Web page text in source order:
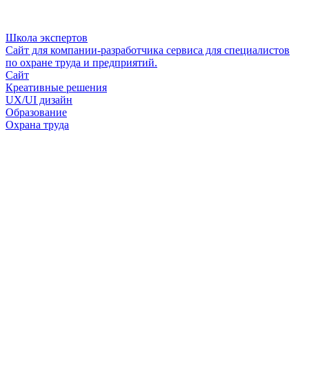
Школа экспертов
Сайт для компании-разработчика сервиса для специалистов
по охране труда и предприятий.
Сайт
Креативные решения
UX/UI дизайн
Образование
Охрана труда